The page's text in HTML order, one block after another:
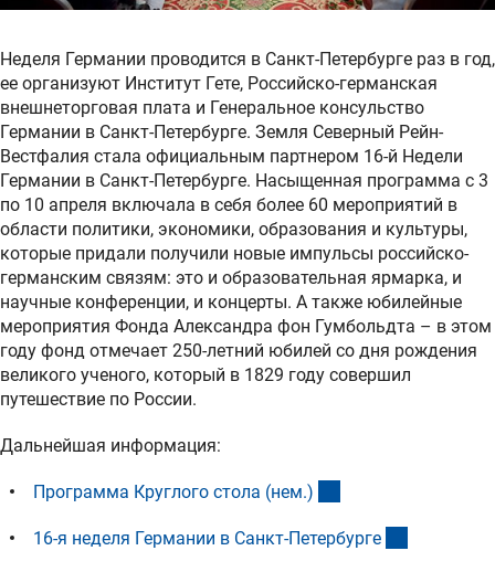
Неделя Германии проводится в Санкт-Петербурге раз в год,
ее организуют Институт Гете, Российско-германская
внешнеторговая плата и Генеральное консульство
Германии в Санкт-Петербурге. Земля Северный Рейн-
Вестфалия стала официальным партнером 16-й Недели
Германии в Санкт-Петербурге. Насыщенная программа с 3
по 10 апреля включала в себя более 60 мероприятий в
области политики, экономики, образования и культуры,
которые придали получили новые импульсы российско-
германским связям: это и образовательная ярмарка, и
научные конференции, и концерты. А также юбилейные
мероприятия Фонда Александра фон Гумбольдта – в этом
году фонд отмечает 250-летний юбилей со дня рождения
великого ученого, который в 1829 году совершил
путешествие по России.
Дальнейшая информация:
Программа Круглого стола (нем.)
16-я неделя Германии в Санкт-Петербурге